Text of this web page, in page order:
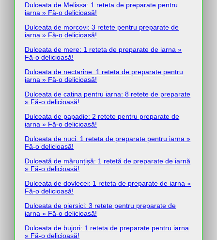
Dulceata de Melissa: 1 reteta de preparate pentru
iarna » Fă-o delicioasă!
Dulceata de morcovi: 3 retete pentru preparate de
iarna » Fă-o delicioasă!
Dulceata de mere: 1 reteta de preparate de iarna »
Fă-o delicioasă!
Dulceata de nectarine: 1 reteta de preparate pentru
iarna » Fă-o delicioasă!
Dulceata de catina pentru iarna: 8 retete de preparate
» Fă-o delicioasă!
Dulceata de papadie: 2 retete pentru preparate de
iarna » Fă-o delicioasă!
Dulceata de nuci: 1 reteta de preparate pentru iarna »
Fă-o delicioasă!
Dulceată de mărunțișă: 1 rețetă de preparate de iarnă
» Fă-o delicioasă!
Dulceata de dovlecei: 1 reteta de preparate de iarna »
Fă-o delicioasă!
Dulceata de piersici: 3 retete pentru preparate de
iarna » Fă-o delicioasă!
Dulceata de bujori: 1 reteta de preparate pentru iarna
» Fă-o delicioasă!